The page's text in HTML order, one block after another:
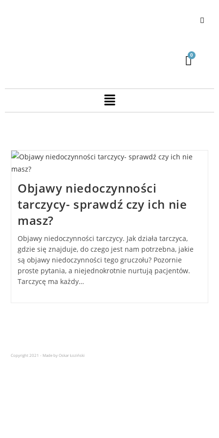
Objawy niedoczynności
tarczycy- sprawdź czy ich nie
masz?
Objawy niedoczynności tarczycy. Jak działa tarczyca,
gdzie się znajduje, do czego jest nam potrzebna, jakie
są objawy niedoczynności tego gruczołu? Pozornie
proste pytania, a niejednokrotnie nurtują pacjentów.
Tarczycę ma każdy…
Copyright 2021 - Made by Oskar Łoziński